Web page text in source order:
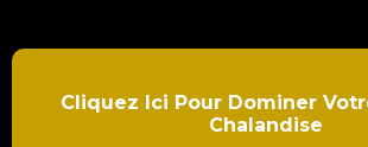
Cliquez Ici Pour Dominer
Chalandise